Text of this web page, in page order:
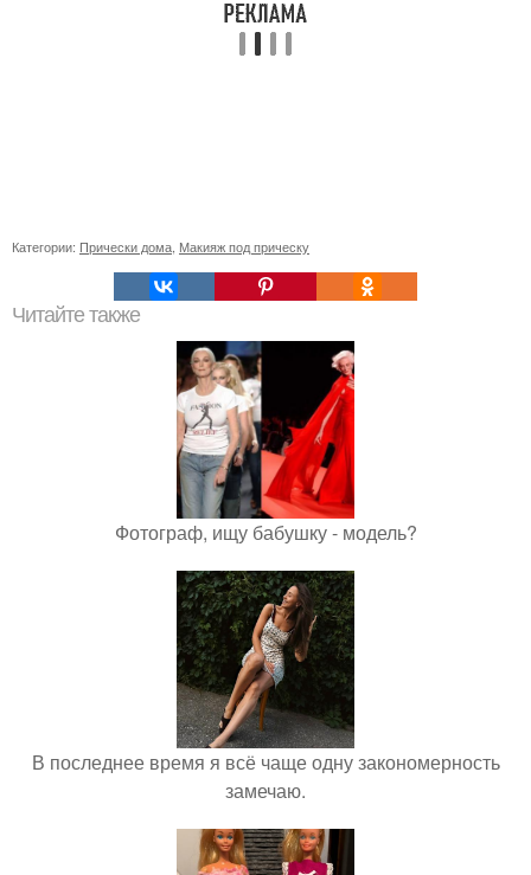
Категории: Прически дома Макияж под прическу
Читайте также
Фотограф, ищу бабушку - модель?
В последнее время я всё чаще одну закономерность
замечаю.